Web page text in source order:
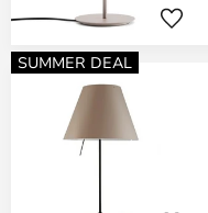
SUMMER DEAL